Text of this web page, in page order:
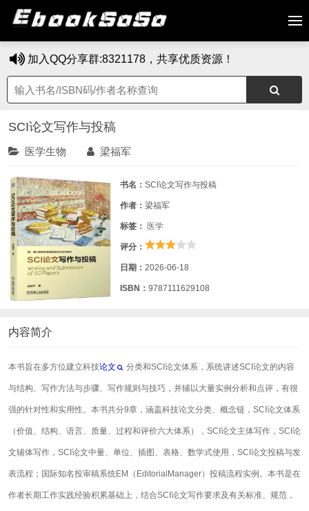
加入QQ分享群:8321178，共享优质资源！
SCI论文写作与投稿
医学生物 梁福军
书名： SCI论文写作与投稿
作者： 梁福军
标签： 医学
评分：
日期： 2026-06-18
ISBN： 9787111629108
内容简介
本书旨在多方位建立科技论文 分类和SCI论文体系，系统讲述SCI论文的内容
与结构、写作方法与步骤、写作规则与技巧，并辅以大量实例分析和点评，有很
强的针对性和实用性。本书共分9章，涵盖科技论文分类、概念链，SCI论文体系
（价值、结构、语言、质量、过程和评价六大体系），SCI论文主体写作，SCI论
文辅体写作，SCI论文中量、单位、插图、表格、数学式使用，SCI论文投稿与发
表流程；国际知名投审稿系统EM（EditorialManager）投稿流程实例。本书是在
作者长期工作实践经验积累基础上，结合SCI论文写作要求及有关标准、规范，